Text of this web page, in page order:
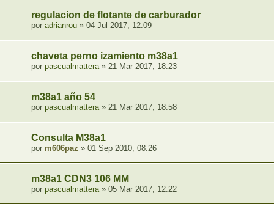
regulacion de flotante de carburador
por adrianrou » 04 Jul 2017, 12:09
chaveta perno izamiento m38a1
por pascualmattera» 21 Mar 2017, 18:23
m38a1 año 54
por pascualmattera» 21 Mar 2017, 18:58
Consulta M38a1
por m606paz » 01 Sep 2010, 08:26
m38a1 CDN3 106 MM
por pascualmattera» 05 Mar 2017, 12:22